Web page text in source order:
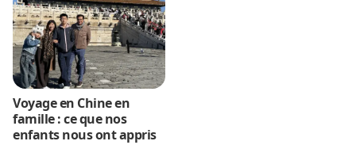
Voyage en Chine en
famille : ce que nos
enfants nous ont appris